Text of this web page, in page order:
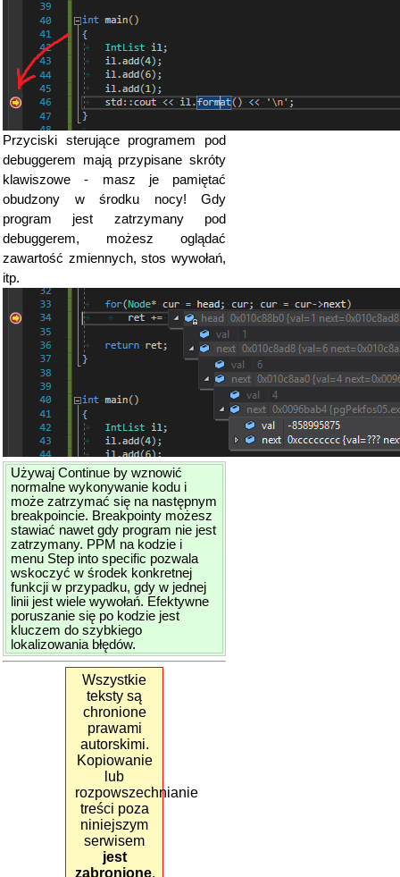
Przyciski sterujące programem pod
debuggerem mają przypisane skróty
klawiszowe - masz je pamiętać
obudzony w środku nocy! Gdy
program jest zatrzymany pod
debuggerem, możesz oglądać
zawartość zmiennych, stos wywołań,
itp.
Używaj Continue by wznowić
normalne wykonywanie kodu i
może zatrzymać się na następnym
breakpoincie. Breakpointy możesz
stawiać nawet gdy program nie jest
zatrzymany. PPM na kodzie i
menu Step into specific pozwala
wskoczyć w środek konkretnej
funkcji w przypadku, gdy w jednej
linii jest wiele wywołań. Efektywne
poruszanie się po kodzie jest
kluczem do szybkiego
lokalizowania błędów.
Wszystkie
teksty są
chronione
prawami
autorskimi.
Kopiowanie
lub
rozpowszechnianie
treści poza
niniejszym
serwisem
jest
zabronione.